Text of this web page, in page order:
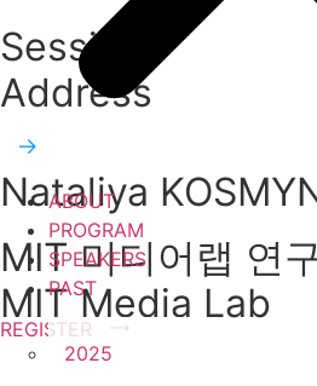
ABOUT
PROGRAM
SPEAKERS
PAST
2025
REGISTER
Session I
Address
Nataliya
MIT 미디어랩 연
MIT Media Lab